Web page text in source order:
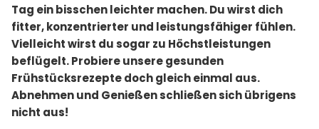
Tag ein bisschen leichter machen. Du wirst dich
fitter, konzentrierter und leistungsfähiger fühlen.
Vielleicht wirst du sogar zu Höchstleistungen
beflügelt. Probiere unsere gesunden
Frühstücksrezepte doch gleich einmal aus.
Abnehmen und Genießen schließen sich übrigens
nicht aus!